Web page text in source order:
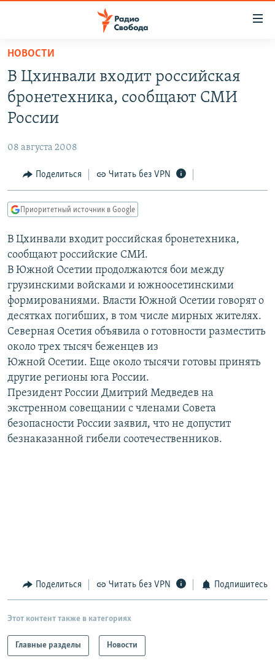
упрощенного
доступа
Вернуться
основному
Вернутся
Вернутся
поиску
ПОДКАСТЫ
АВТОРСКИЕ ПРОЕКТЫ
МНЕНИЯ
КУЛЬТУРА
КАВКАЗ.РЕАЛИИ
СЕВЕР.РЕАЛИИ
СИБИРЬ.РЕАЛИИ
РАСПИСАНИЕ ВЕЩАНИЯ
ПОДПИШИТЕСЬ НА РАССЫЛКУ
Все сайты РСЕ/РС
НОВОСТИ
В Цхинвали входит российская
бронетехника, сообщают СМИ
России
08 августа 2008
Поделиться Читать без VPN
Приоритетный источник в Google
В Цхинвали входит российская бронетехника,
сообщают российские СМИ.
В Южной Осетии продолжаются бои между
грузинскими войсками и южноосетинскими
формированиями. Власти Южной Осетии говорят о
десятках погибших, в том числе мирных жителях.
Северная Осетия объявила о готовности разместить
около трех тысяч беженцев из
Южной Осетии. Еще около тысячи готовы принять
другие регионы юга России.
Президент России Дмитрий Медведев на
экстренном совещании с членами Совета
безопасности России заявил, что не допустит
безнаказанной гибели соотечественников.
Поделиться Читать без VPN Подпишитесь
Этот контент также в категориях
Главные разделы Новости